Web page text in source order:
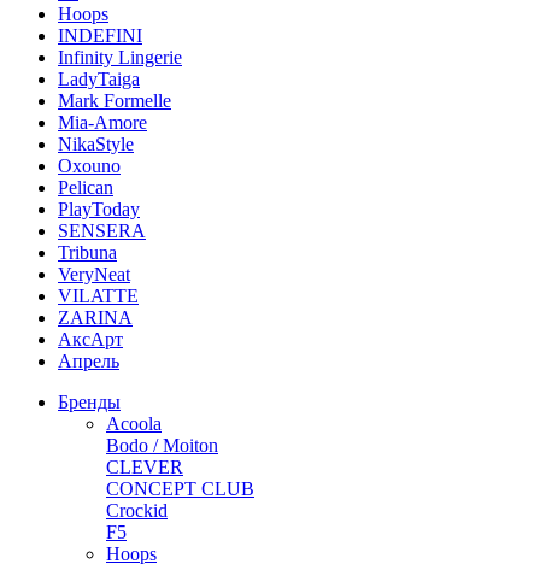
Hoops
INDEFINI
Infinity Lingerie
LadyTaiga
Mark Formelle
Mia-Amore
NikaStyle
Oxouno
Pelican
PlayToday
SENSERA
Tribuna
VeryNeat
VILATTE
ZARINA
АксАрт
Апрель
Бренды
Acoola
Bodo / Moiton
CLEVER
CONCEPT CLUB
Crockid
F5
Hoops